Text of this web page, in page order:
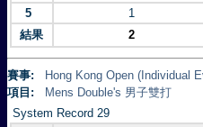
5
1
結果
2
賽事:
Hong Kong Open (Individual
項目:
Mens Double's 男子雙打
System Record 29